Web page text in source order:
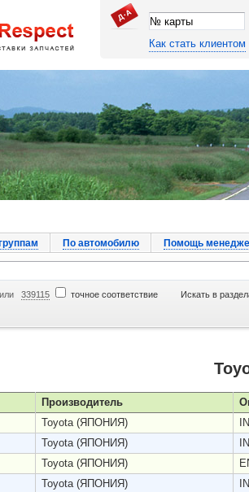
Как стать клиентом
По автомобилю Помощь
или 339115 точное соответствие
Искать в
Производитель
Toyota (ЯПОНИЯ)
Toyota (ЯПОНИЯ)
Toyota (ЯПОНИЯ)
Toyota (ЯПОНИЯ)